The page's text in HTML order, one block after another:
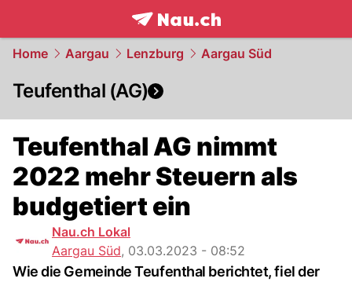
frontpage.NAU.ch
Home Aargau Lenzburg Aargau Süd
Teufenthal (AG)
Teufenthal AG nimmt
2022 mehr Steuern als
budgetiert ein
Nau.ch Lokal
Aargau Süd, 03.03.2023 - 08:52
Wie die Gemeinde Teufenthal berichtet, fiel der